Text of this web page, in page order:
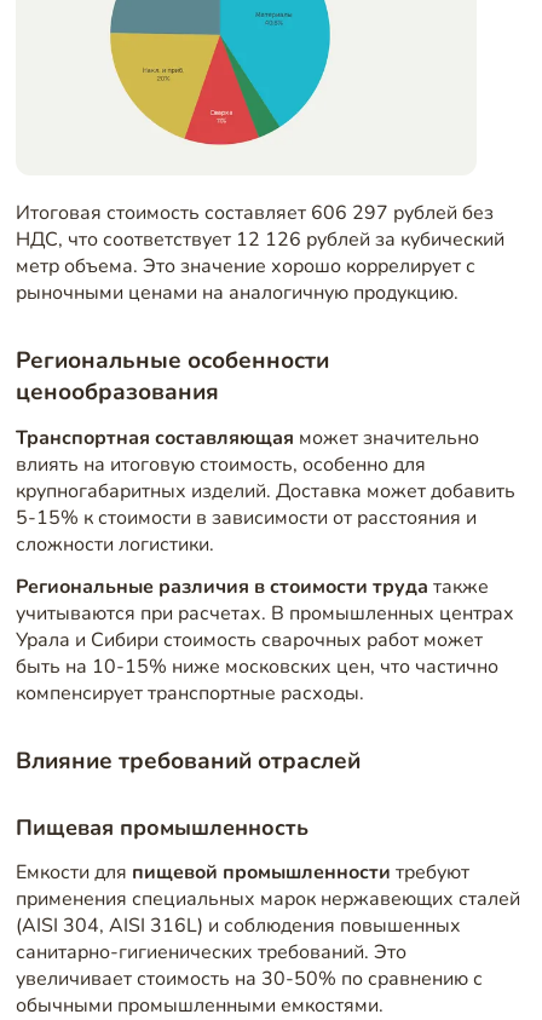
Итоговая стоимость составляет 606 297 рублей без
НДС, что соответствует 12 126 рублей за кубический
метр объема. Это значение хорошо коррелирует с
рыночными ценами на аналогичную продукцию.
Региональные особенности
ценообразования
Транспортная составляющая может значительно
влиять на итоговую стоимость, особенно для
крупногабаритных изделий. Доставка может добавить
5-15% к стоимости в зависимости от расстояния и
сложности логистики.
Региональные различия в стоимости труда также
учитываются при расчетах. В промышленных центрах
Урала и Сибири стоимость сварочных работ может
быть на 10-15% ниже московских цен, что частично
компенсирует транспортные расходы.
Влияние требований отраслей
Пищевая промышленность
Емкости для пищевой промышленности требуют
применения специальных марок нержавеющих сталей
(AISI 304, AISI 316L) и соблюдения повышенных
санитарно-гигиенических требований. Это
увеличивает стоимость на 30-50% по сравнению с
обычными промышленными емкостями.